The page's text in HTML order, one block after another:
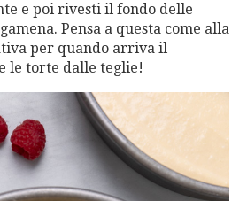
e poi rivesti il fondo delle
Pensa a questa come alla
per quando arriva il
le torte dalle teglie!